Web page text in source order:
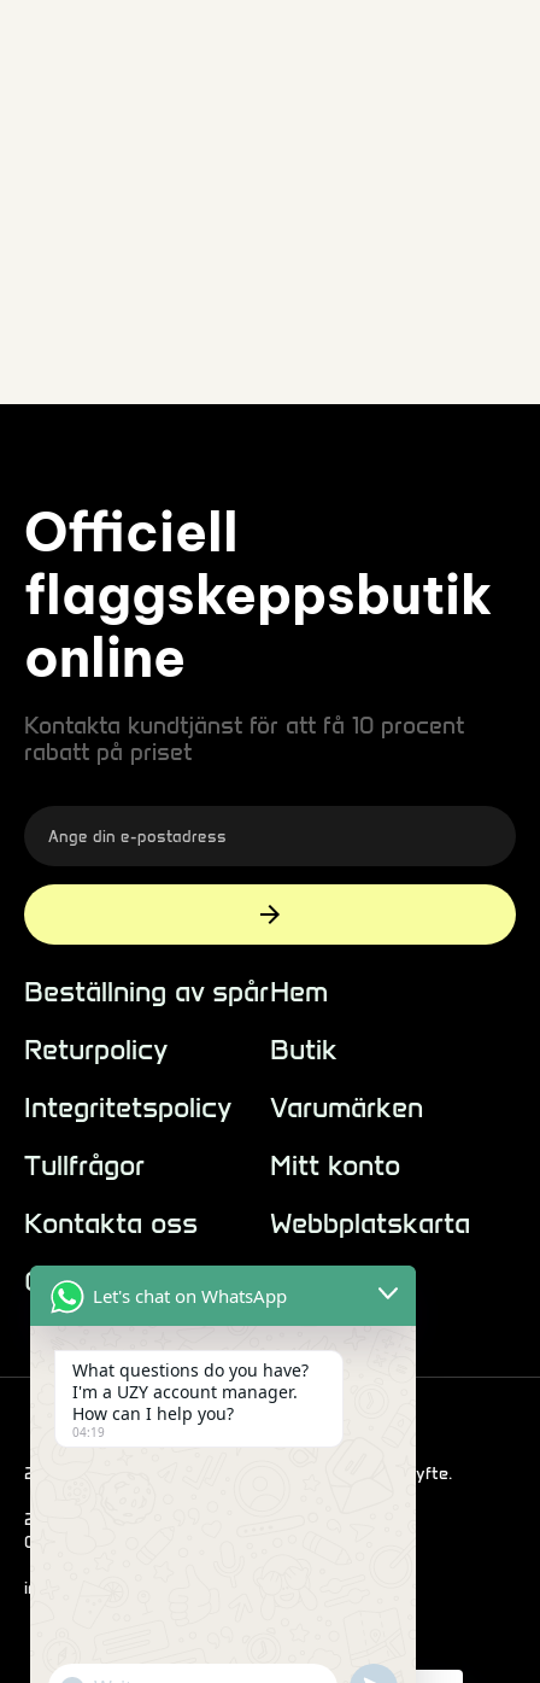
Officiell
flaggskeppsbutik
online
Kontakta kundtjänst för att få 10 procent
rabatt på priset
Beställning av spår
Returpolicy
Integritetspolicy
Tullfrågor
Kontakta oss
Om oss
Hem
Butik
Varumärken
Mitt konto
Webbplatskarta
2022 Hub. Alla bilder är endast i demonstrationssyfte.
290 Maryam Springs 260,
Courbevoie, Paris, Frankrike
info@uzyvape.com
Let's chat on WhatsApp
What questions do you have?
I'm a UZY account manager.
How can I help you?
04:19